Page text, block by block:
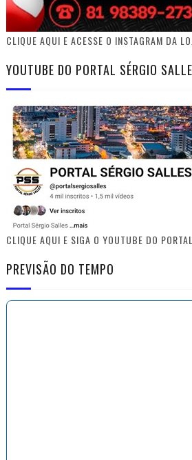
CLIQUE AQUI E ACESSE O INSTAGRAM DA
YOUTUBE DO PORTAL SÉRGIO
CLIQUE AQUI E SIGA O YOUTUBE DO
PREVISÃO DO TEMPO